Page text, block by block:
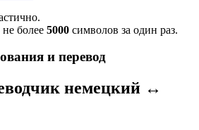
более 5000 символов за один раз.
и перевод
немецкий ↔